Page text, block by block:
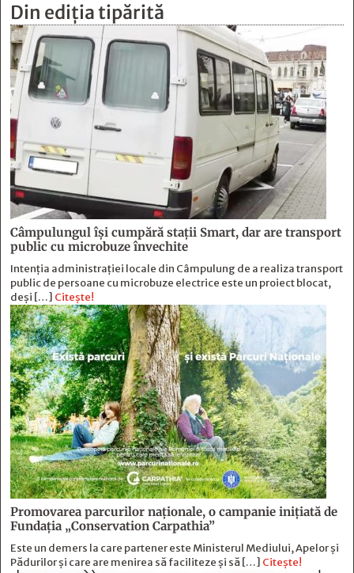
Din ediția tipărită
Câmpulungul îşi cumpără staţii Smart, dar are transport
public cu microbuze învechite
Intenția administrației locale din Câmpulung de a realiza transport
public de persoane cu microbuze electrice este un proiect blocat,
deși […] Citește!
Promovarea parcurilor naționale, o campanie inițiată de
Fundația „Conservation Carpathia”
Este un demers la care partener este Ministerul Mediului, Apelor și
Pădurilor și care are menirea să faciliteze și să […] Citește!